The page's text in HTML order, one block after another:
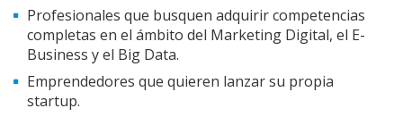
Profesionales que busquen adquirir competencias
completas en el ámbito del Marketing Digital, el E-
Business y el Big Data.
Emprendedores que quieren lanzar su propia
startup.